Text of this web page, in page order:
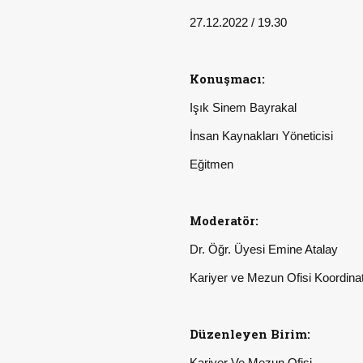
27.12.2022 / 19.30
Konuşmacı:
Işık Sinem Bayrakal
İnsan Kaynakları Yöneticisi
Eğitmen
Moderatör:
Dr. Öğr. Üyesi Emine Atalay
Kariyer ve Mezun Ofisi
Düzenleyen Birim: